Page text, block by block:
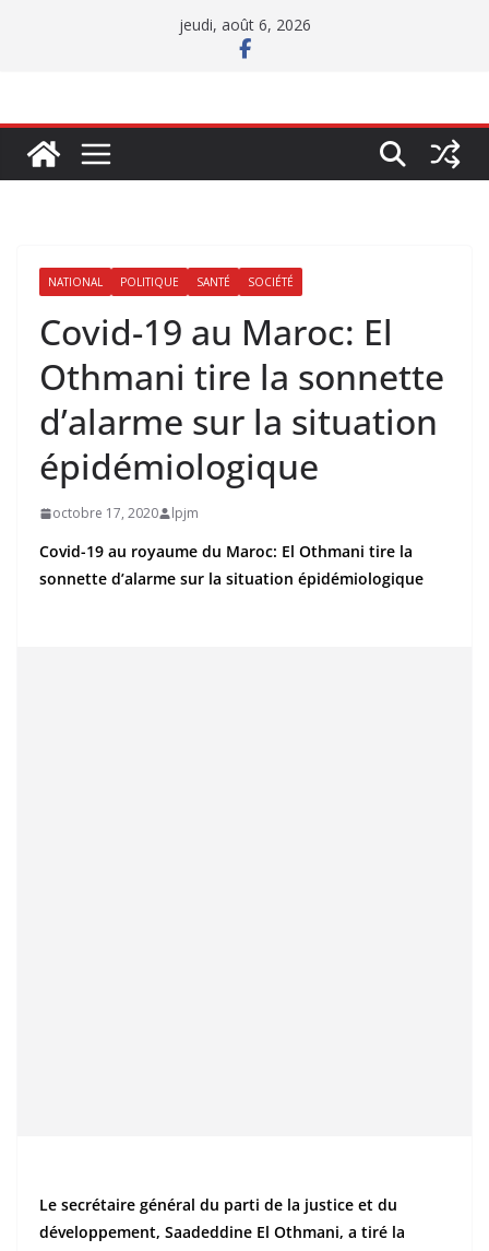
jeudi, août 6, 2026
NATIONAL POLITIQUE SANTÉ SOCIÉTÉ
Covid-19 au Maroc: El
Othmani tire la sonnette
d’alarme sur la situation
épidémiologique
octobre 17, 2020 lpjm
Covid-19 au royaume du Maroc: El Othmani tire la
sonnette d’alarme sur la situation épidémiologique
Le secrétaire général du parti de la justice et du
développement, Saadeddine El Othmani, a tiré la